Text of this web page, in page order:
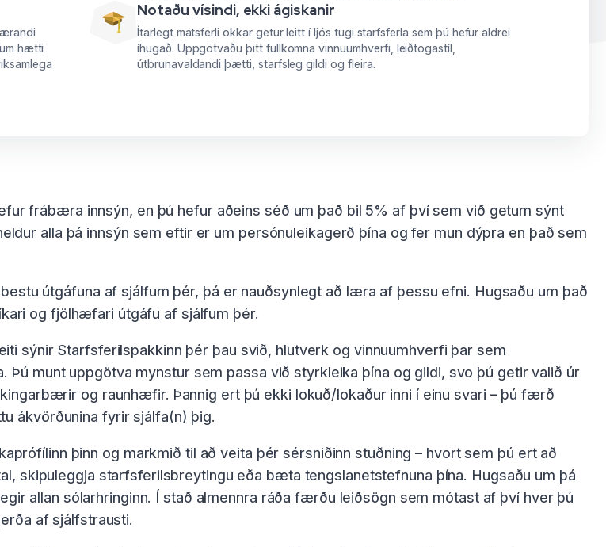
hætti
Notaðu vísindi, ekki ágiskanir
Ítarlegt matsferli okkar getur leitt í ljós tugi starfsferla sem þú hefur aldrei
íhugað. Uppgötvaðu þitt fullkomna vinnuumhverfi, leiðtogastíl,
útbrunavaldandi þætti, starfsleg gildi og fleira.
frábæra innsýn, en þú hefur aðeins séð um það bil 5% af því sem við getum sýnt
alla þá innsýn sem eftir er um persónuleikagerð þína og fer mun dýpra en það sem
útgáfuna af sjálfum þér, þá er nauðsynlegt að læra af þessu efni. Hugsaðu um það
og fjölhæfari útgáfu af sjálfum þér.
sýnir Starfsferilspakkinn þér þau svið, hlutverk og vinnuumhverfi þar sem
Þú munt uppgötva mynstur sem passa við styrkleika þína og gildi, svo þú getir valið úr
og raunhæfir. Þannig ert þú ekki lokuð/lokaður inni í einu svari – þú færð
ákvörðunina fyrir sjálfa(n) þig.
þinn og markmið til að veita þér sérsniðinn stuðning – hvort sem þú ert að
skipuleggja starfsferilsbreytingu eða bæta tengslanetstefnuna þína. Hugsaðu um þá
allan sólarhringinn. Í stað almennra ráða færðu leiðsögn sem mótast af því hver þú
af sjálfstrausti.